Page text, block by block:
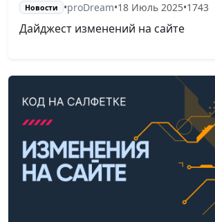
Новости •proDream•18 Июль 2025•1743
Дайджест изменений на сайте